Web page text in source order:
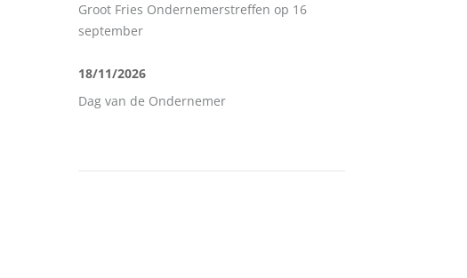
Groot Fries Ondernemerstreffen op 16
september
18/11/2026
Dag van de Ondernemer